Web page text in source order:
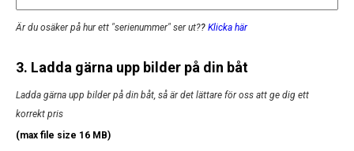
Är du osäker på hur ett "serienummer" ser ut?? Klicka här
3. Ladda gärna upp bilder på din båt
Ladda gärna upp bilder på din båt, så är det lättare för oss att ge dig ett
korrekt pris
(max file size 16 MB)